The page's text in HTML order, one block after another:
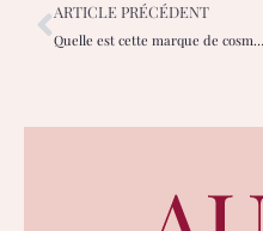
ARTICLE PRÉCÉDENT
Quelle est cette marque de cosmétiques française Oolution ? Qels sont les avis ?